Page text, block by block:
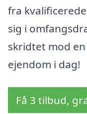
fra
sig i
skridtet mod
ejendom i dag!
Få 3 tilbud,